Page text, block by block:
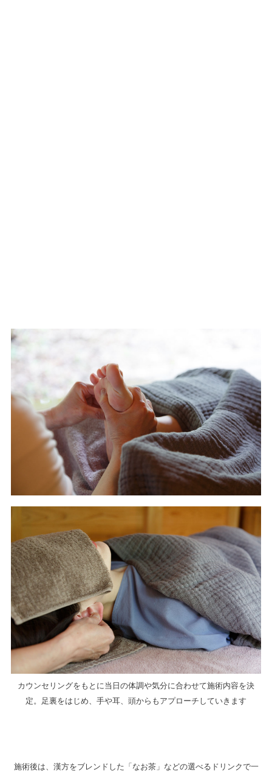
カウンセリングをもとに当日の体調や気分に合わせて施術内容を決
定。足裏をはじめ、手や耳、頭からもアプローチしていきます
施術後は、漢方をブレンドした「なお茶」などの選べるドリンクで一